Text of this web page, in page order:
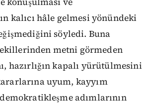
kalıcı hâle gelmesi yönündeki
söyledi. Buna
metni görmeden
hazırlığın kapalı yürütülmesini
uyum, kayyım
adımlarının